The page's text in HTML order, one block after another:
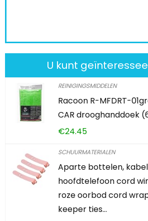
U kunt
REINIGINGSMIDDELEN
Racoon R-MFDRT-
CAR drooghanddoek
€24.45
SCHUURMATERIALEN
Aparte bottelen,
hoofdtelefoon cord
roze oorbod cord
keeper ties…